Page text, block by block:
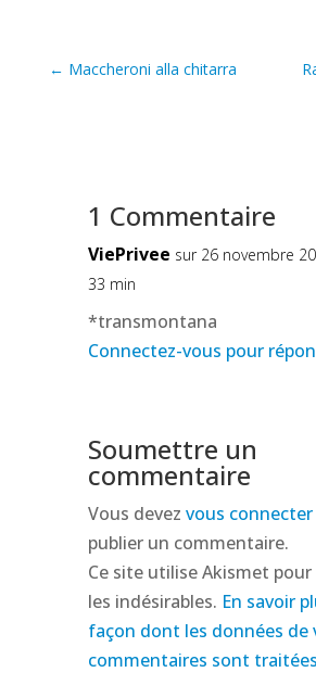
← Maccheroni alla chitarra
1 Commentaire
ViePrivee sur 26 novembre
33 min
*transmontana
Connectez-vous pour
Soumettre un
commentaire
Vous devez vous connecter
publier un commentaire.
Ce site utilise Akismet
les indésirables. En savoir
façon dont les données de
commentaires sont traitées